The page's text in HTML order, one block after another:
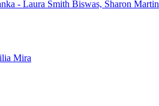
- Laura Smith Biswas, Sharon Martin
Mira